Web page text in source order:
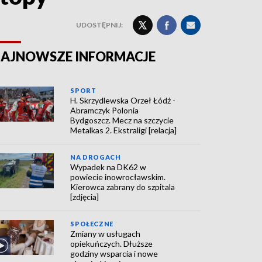
UDOSTĘPNIJ:
INFORMACJE
SPORT
H. Skrzydlewska Orzeł Łódź -
Abramczyk Polonia
Bydgoszcz. Mecz na szczycie
Metalkas 2. Ekstraligi [relacja]
NA DROGACH
Wypadek na DK62 w
powiecie inowrocławskim.
Kierowca zabrany do szpitala
[zdjęcia]
SPOŁECZNE
Zmiany w usługach
opiekuńczych. Dłuższe
godziny wsparcia i nowe